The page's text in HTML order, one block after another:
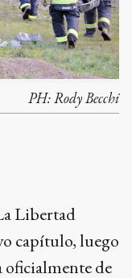
PH:Rody Becchi
Libertad
capítulo, luego
de